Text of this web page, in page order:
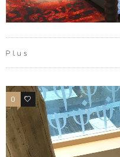
Plus
0 0